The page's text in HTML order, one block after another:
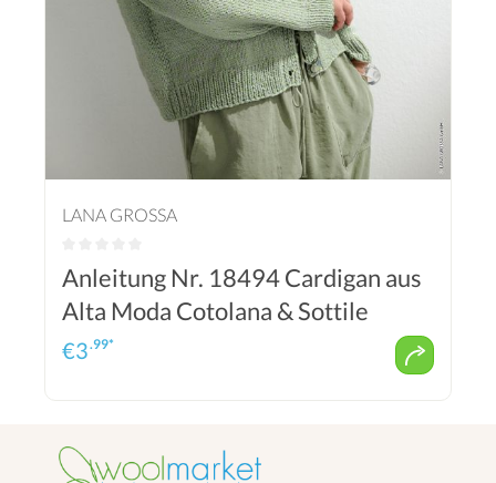
LANA GROSSA
Anleitung Nr. 18494 Cardigan aus
Alta Moda Cotolana & Sottile
€3.99*